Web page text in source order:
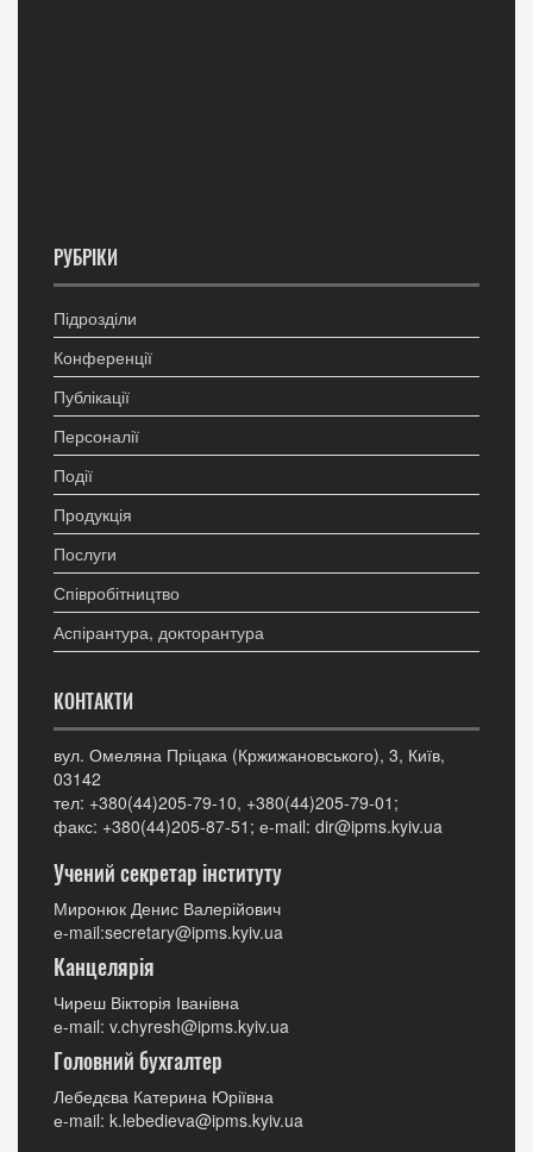
РУБРІКИ
Підрозділи
Конференції
Публікації
Персоналії
Події
Продукція
Послуги
Співробітництво
Аспірантура, докторантура
КОНТАКТИ
вул. Омеляна Пріцака (Кржижановського), 3, Київ,
03142
тел: +380(44)205-79-10, +380(44)205-79-01;
факс: +380(44)205-87-51; е-mail: dir@ipms.kyiv.ua
Учений секретар інституту
Миронюк Денис Валерійович
е-mail:secretary@ipms.kyiv.ua
Канцелярія
Чиреш Вікторія Іванівна
е-mail: v.chyresh@ipms.kyiv.ua
Головний бухгалтер
Лебедєва Катерина Юріївна
е-mail: k.lebedieva@ipms.kyiv.ua